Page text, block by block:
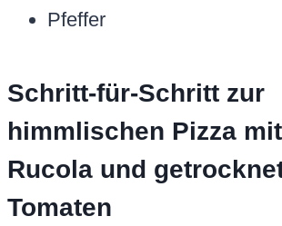
Pfeffer
Schritt-für-Schritt zur
himmlischen Pizza
Rucola und
Tomaten